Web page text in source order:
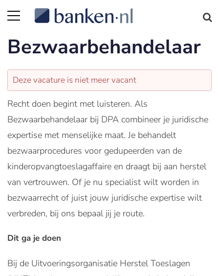
Bezwaarbehandelaar
Deze vacature is niet meer vacant
Recht doen begint met luisteren. Als
Bezwaarbehandelaar bij DPA combineer je juridische
expertise met menselijke maat. Je behandelt
bezwaarprocedures voor gedupeerden van de
kinderopvangtoeslagaffaire en draagt bij aan herstel
van vertrouwen. Of je nu specialist wilt worden in
bezwaarrecht of juist jouw juridische expertise wilt
verbreden, bij ons bepaal jij je route.
Dit ga je doen
Bij de Uitvoeringsorganisatie Herstel Toeslagen